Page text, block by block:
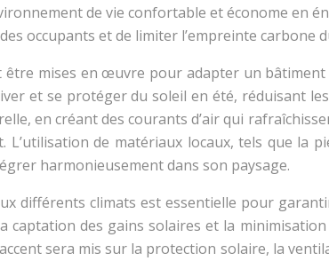
de vie confortable et économe en
occupants et de limiter l’empreinte carbone
mises en œuvre pour adapter un
et se protéger du soleil en été, réduisant
en créant des courants d’air qui
de matériaux locaux, tels que la
harmonieusement dans son paysage.
différents climats est essentielle pour
captation des gains solaires et la
sera mis sur la protection solaire, la